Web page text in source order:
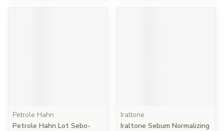
Petrole Hahn
Petrole Hahn Lot Sebo-
Iraltone
Iraltone Sebum Normalizing